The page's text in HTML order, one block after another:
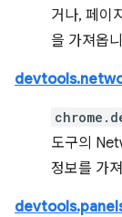
거나, 페이
을 가져옵
도구의
정보를 가